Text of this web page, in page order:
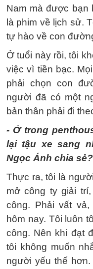
Nam mà được bạn
là phim về lịch sử.
tự hào về con
Ở tuổi này rồi, tôi
việc vì tiền bạc.
phải chọn con
người đã có một
bản thân phải đi
- Ở trong
lại tậu xe sang
Ngọc Ánh chia sẻ?
Thực ra, tôi là
mở công ty giải
công. Phải vất
hôm nay. Tôi luôn
công. Nên khi đạt
tôi không muốn
người yếu thế